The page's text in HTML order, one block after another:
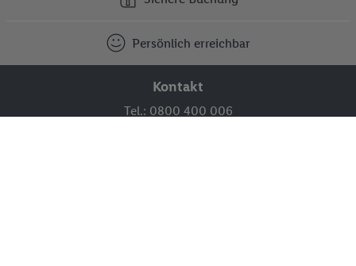
Persönlich erreichbar
Kontakt
Tel.: 0800 400 006